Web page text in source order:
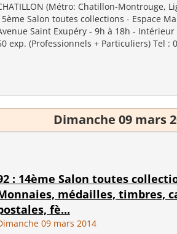
(Métro: Chatillon-Montrouge,
Salon toutes collections - Espace
Saint Exupéry - 9h à 18h -
exp. (Professionnels + Particuliers) Tel :
Dimanche 09 mars
: 14ème Salon toutes
médailles, timbres,
fè...
09 mars 2014